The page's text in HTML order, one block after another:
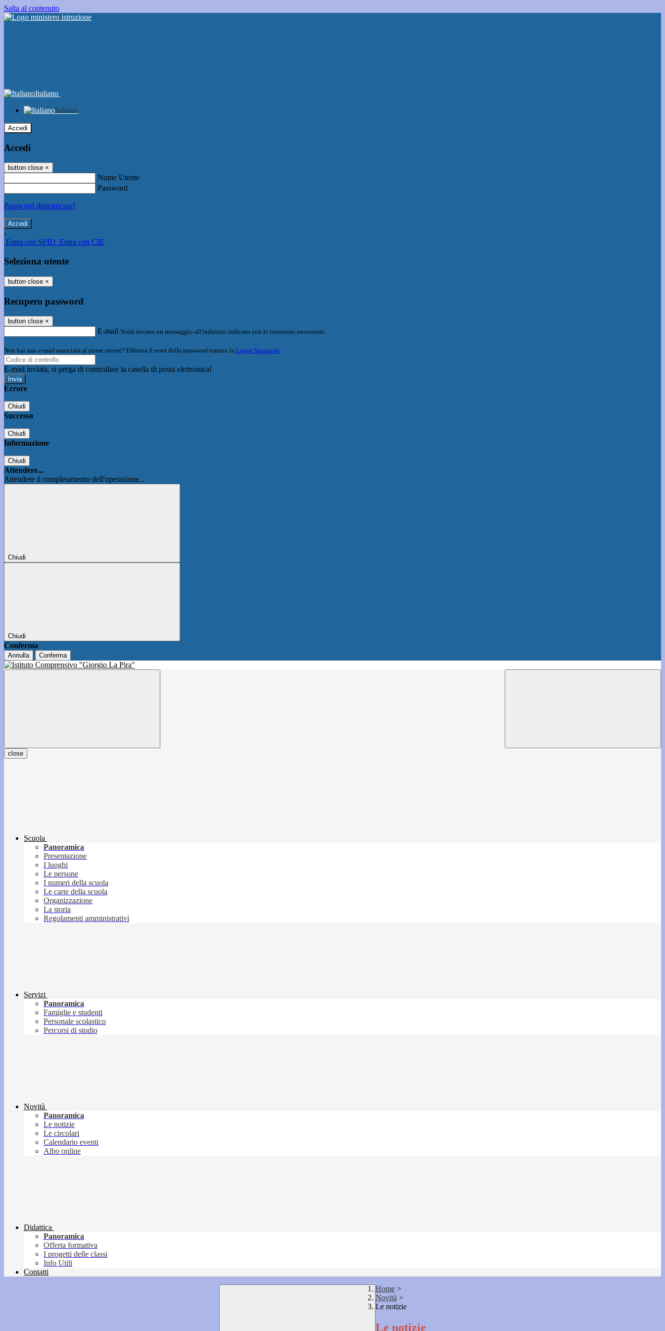
Salta al contenuto
Italiano
Italiano
Accedi
Accedi
button close ×
Nome Utente
Password
Password dimenticata?
-
Entra con SPID Entra con CIE
Seleziona utente
button close ×
Recupero password
button close ×
E-mail Verrà inviato un messaggio all'indirizzo indicato con le istruzioni necessarie.
Non hai una e-mail associata al nome utente? Effettua il reset della password tramite la Login Spaggiari
E-mail inviata, si prega di controllare la casella di posta elettronica!
Errore
Chiudi
Successo
Chiudi
Informazione
Chiudi
Attendere...
Attendere il completamento dell'operazione...
Chiudi
Chiudi
Conferma
Annulla Conferma
close
Scuola
Panoramica
Presentazione
I luoghi
Le persone
I numeri della scuola
Le carte della scuola
Organizzazione
La storia
Regolamenti amministrativi
Servizi
Panoramica
Famiglie e studenti
Personale scolastico
Percorsi di studio
Novità
Panoramica
Le notizie
Le circolari
Calendario eventi
Albo online
Didattica
Panoramica
Offerta formativa
I progetti delle classi
Info Utili
Contatti
Home >
Novità >
Le notizie
Le notizie